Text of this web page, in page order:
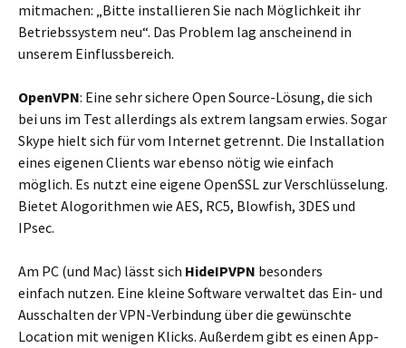
mitmachen: „Bitte installieren Sie nach Möglichkeit ihr
Betriebssystem neu“. Das Problem lag anscheinend in
unserem Einflussbereich.
OpenVPN: Eine sehr sichere Open Source-Lösung, die sich
bei uns im Test allerdings als extrem langsam erwies. Sogar
Skype hielt sich für vom Internet getrennt. Die Installation
eines eigenen Clients war ebenso nötig wie einfach
möglich. Es nutzt eine eigene OpenSSL zur Verschlüsselung.
Bietet Alogorithmen wie AES, RC5, Blowfish, 3DES und
IPsec.
Am PC (und Mac) lässt sich HideIPVPN besonders
einfach nutzen. Eine kleine Software verwaltet das Ein- und
Ausschalten der VPN-Verbindung über die gewünschte
Location mit wenigen Klicks. Außerdem gibt es einen App-